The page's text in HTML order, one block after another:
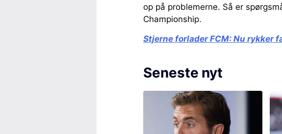
op på problemerne. Så er
Championship.
Stjerne forlader FCM: Nu rykker
Seneste nyt